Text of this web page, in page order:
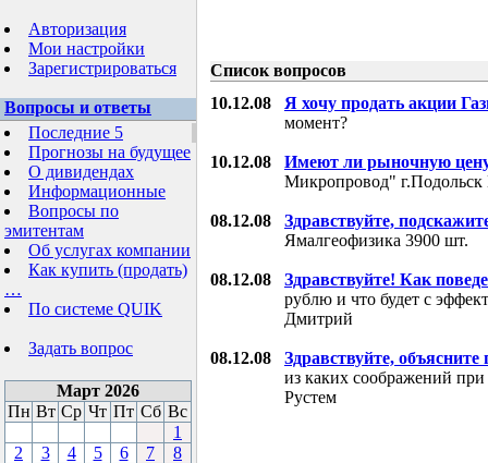
Авторизация
Мои настройки
Зарегистрироваться
Вопросы и ответы
Последние 5
Прогнозы на будущее
О дивидендах
Информационные
Вопросы по
эмитентам
Об услугах компании
Как купить (продать)
…
По системе QUIK
Задать вопрос
Март 2026
Пн Вт Ср Чт Пт Сб Вс
1
2
3 4 5 6 7
8
Список вопросов
10.12.08 Я хочу продать акции
момент?
10.12.08
Имеют ли рыночную
Микропровод"
08.12.08
Здравствуйте,
Ямалгеофизика 3900 шт.
08.12.08
Здравствуйте! Как
рублю и что будет с
Дмитрий
08.12.08
Здравствуйте, объясните
из каких соображений
Рустем